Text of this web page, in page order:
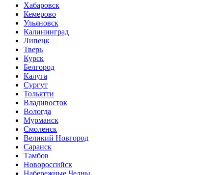
Хабаровск
Кемерово
Ульяновск
Калининград
Липецк
Тверь
Курск
Белгород
Калуга
Сургут
Тольятти
Владивосток
Вологда
Мурманск
Смоленск
Великий Новгород
Саранск
Тамбов
Новороссийск
Набережные Челны